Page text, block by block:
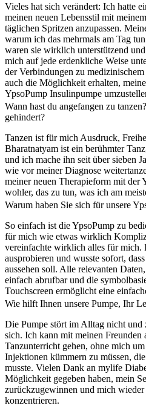
Vieles hat sich verändert: Ich hatte
meinen neuen Lebensstil mit
täglichen Spritzen anzupassen.
warum ich das mehrmals am Tag
waren sie wirklich unterstützend
mich auf jede erdenkliche Weise
der Verbindungen zu
auch die Möglichkeit erhalten,
YpsoPump Insulinpumpe
Wann hast du angefangen zu
gehindert?
Tanzen ist für mich Ausdruck,
Bharatnatyam ist ein berühmter
und ich mache ihn seit über sieben
wie vor meiner Diagnose
meiner neuen Therapieform mit der
wohler, das zu tun, was ich am
Warum haben Sie sich für unsere
So einfach ist die YpsoPump zu
für mich wie etwas wirklich
vereinfachte wirklich alles für mich.
ausprobieren und wusste sofort,
aussehen soll. Alle relevanten
einfach abrufbar und die
Touchscreen ermöglicht eine
Wie hilft Ihnen unsere Pumpe, Ihr
Die Pumpe stört im Alltag nicht
sich. Ich kann mit meinen Freunden
Tanzunterricht gehen, ohne mich
Injektionen kümmern zu müssen,
musste. Vielen Dank an mylife
Möglichkeit gegeben haben, mein
zurückzugewinnen und mich
konzentrieren.